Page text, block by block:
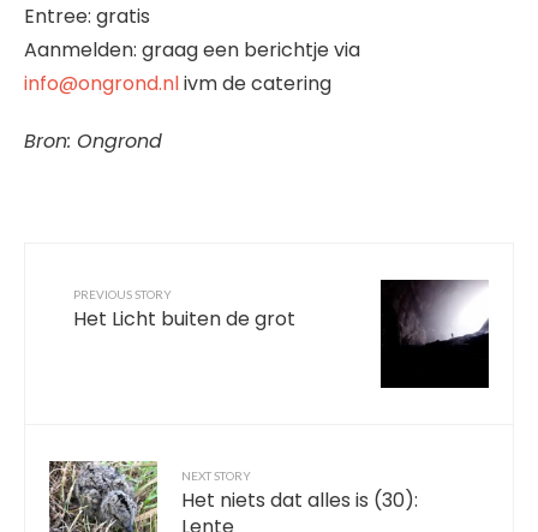
Entree: gratis
Aanmelden: graag een berichtje via
info@ongrond.nlivm de catering
Bron: Ongrond
PREVIOUS STORY
Het Licht buiten de grot
NEXT STORY
Het niets dat alles is (30):
Lente